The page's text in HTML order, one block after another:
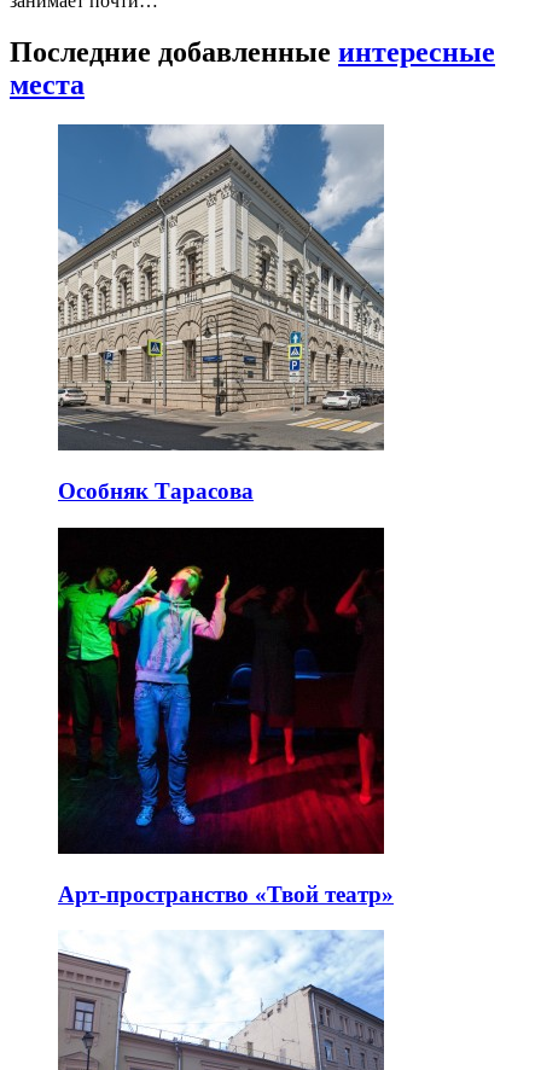
Последние добавленные интересные
места
Особняк Тарасова
Арт-пространство «Твой театр»